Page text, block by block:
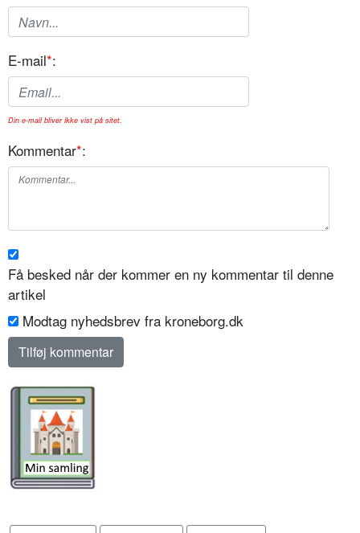
E-mail*:
Din e-mail bliver ikke vist på sitet.
Kommentar*:
Få besked når der kommer en ny kommentar til denne
artikel
Modtag nyhedsbrev fra kroneborg.dk